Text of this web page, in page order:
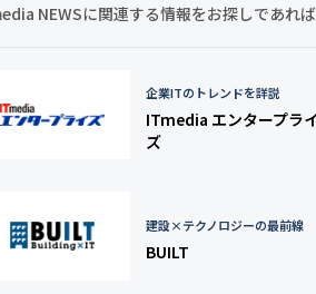
NEWSに関連する情報をお探しであれ
企業ITのトレンドを詳説
ITmedia エンタープラ
ズ
建設×テクノロジーの最前線
BUILT